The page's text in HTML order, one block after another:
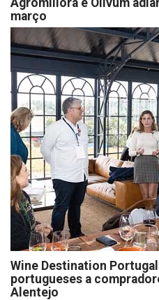
março
Wine Destination
portugueses a
Alentejo